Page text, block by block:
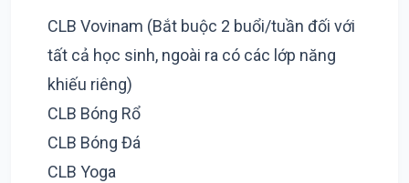
CLB Vovinam (Bắt buộc 2 buổi/tuần đối với
tất cả học sinh, ngoài ra có các lớp năng
khiếu riêng)
CLB Bóng Rổ
CLB Bóng Đá
CLB Yoga